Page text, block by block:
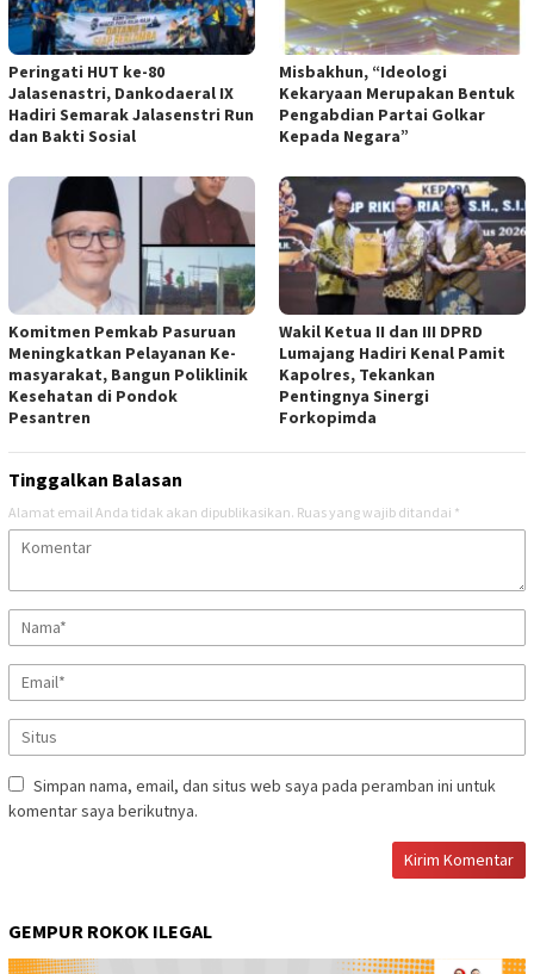
Peringati HUT ke-80
Jalasenastri, Dankodaeral IX
Hadiri Semarak Jalasenstri Run
dan Bakti Sosial
Misbakhun, “Ideologi
Kekaryaan Merupakan Bentuk
Pengabdian Partai Golkar
Kepada Negara”
Komitmen Pemkab Pasuruan
Meningkatkan Pelayanan Ke-
masyarakat, Bangun Poliklinik
Kesehatan di Pondok
Pesantren
Wakil Ketua II dan III DPRD
Lumajang Hadiri Kenal Pamit
Kapolres, Tekankan
Pentingnya Sinergi
Forkopimda
Tinggalkan Balasan
Alamat email Anda tidak akan dipublikasikan. Ruas yang wajib ditandai *
Simpan nama, email, dan situs web saya pada peramban ini untuk
komentar saya berikutnya.
GEMPUR ROKOK ILEGAL